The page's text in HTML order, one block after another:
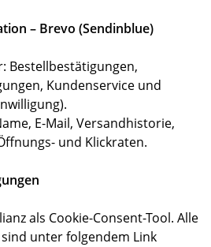
– Brevo (Sendinblue)
Bestellbestätigungen,
Kundenservice und
E-Mail, Versandhistorie,
und Klickraten.
als Cookie-Consent-Tool. Alle
unter folgendem Link